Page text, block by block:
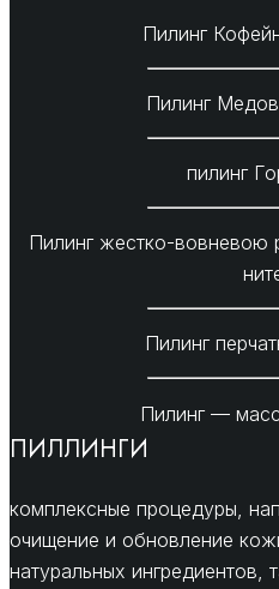
Пилинг
Пилинг
пилинг
Пилинг жестко-вовневою
Пилинг
Пилинг —
ПИЛЛИНГИ
комплексные процедуры,
очищение и обновление
натуральных ингредиентов,